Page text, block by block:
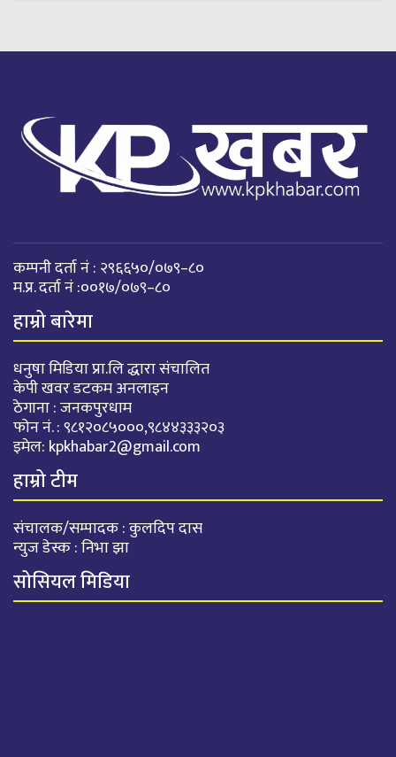
कम्पनी दर्ता नं : २९६६५०/०७९–८०
म.प्र. दर्ता नं :००१७/०७९–८०
हाम्रो बारेमा
धनुषा मिडिया प्रा.लि द्धारा संचालित
केपी खवर डटकम अनलाइन
ठेगाना : जनकपुरधाम
फोन नं. : ९८१२०८५०००,९८४४३३३२०३
इमेल: kpkhabar2@gmail.com
हाम्रो टीम
संचालक/सम्पादक : कुलदिप दास
न्युज डेस्क : निभा झा
सोसियल मिडिया